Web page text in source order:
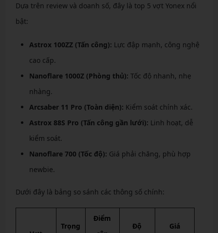
Dựa trên review và doanh số, đây là top 5 vợt Yonex nổi
bật:
Astrox 100ZZ (Tấn công): Lực đập mạnh, công nghệ
cao cấp.
Nanoflare 1000Z (Phòng thủ): Tốc độ nhanh, nhẹ
nhàng.
Arcsaber 11 Pro (Toàn diện): Kiểm soát chính xác.
Astrox 88S Pro (Tấn công gần lưới): Linh hoạt, dễ
kiểm soát.
Nanoflare 700 (Tốc độ): Giá phải chăng, phù hợp
newbie.
Dưới đây là bảng so sánh các thông số chính:
Trọng
Điểm
Độ Giá